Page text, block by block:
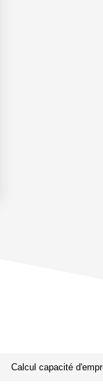
Calcul capacité